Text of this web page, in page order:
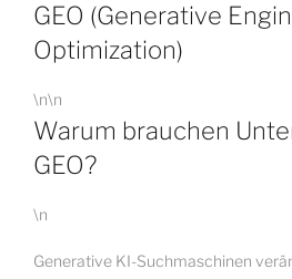
GEO (Generative
Optimization)
\n\n
Warum brauchen
GEO?
\n
Generative KI-Suchmaschinen